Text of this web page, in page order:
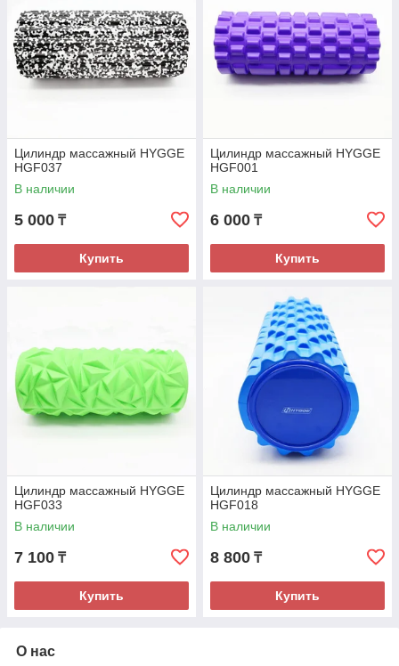
Цилиндр массажный HYGGE
HGF037
В наличии
5 000 ₸
Купить
Цилиндр массажный HYGGE
HGF001
В наличии
6 000 ₸
Купить
Цилиндр массажный HYGGE
HGF033
В наличии
7 100 ₸
Купить
Цилиндр массажный HYGGE
HGF018
В наличии
8 800 ₸
Купить
О нас